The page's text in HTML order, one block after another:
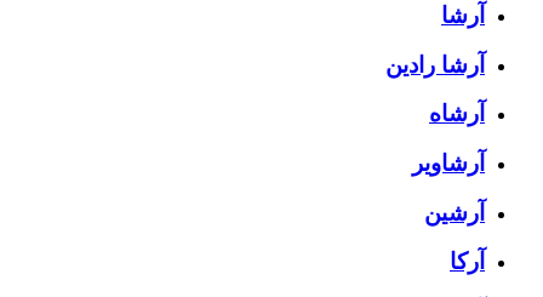
آرشا
آرشا رادین
آرشاه
آرشاویر
آرشین
آرکا